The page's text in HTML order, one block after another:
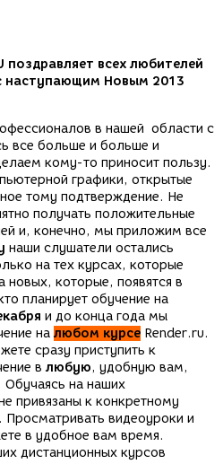
поздравляет всех любителей
наступающим Новым 2013
в нашей области с
все больше и больше и
кому-то приносит пользу.
графики, открытые
тому подтверждение. Не
получать положительные
и, конечно, мы приложим все
наши слушатели остались
на тех курсах, которые
новых, которые, появятся в
планирует обучение на
и до конца года мы
на любом курсе Render.ru.
сразу приступить к
в любую, удобную вам,
Обучаясь на наших
привязаны к конкретному
видеоуроки и
в удобное вам время.
дистанционных курсов